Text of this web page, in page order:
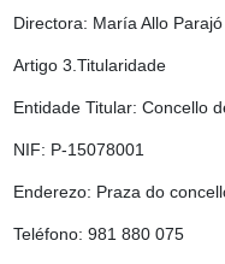
Directora: María Allo Parajó
Artigo 3.Titularidade
Entidade Titular: Concello
NIF: P-15078001
Enderezo: Praza do
Teléfono: 981 880 075